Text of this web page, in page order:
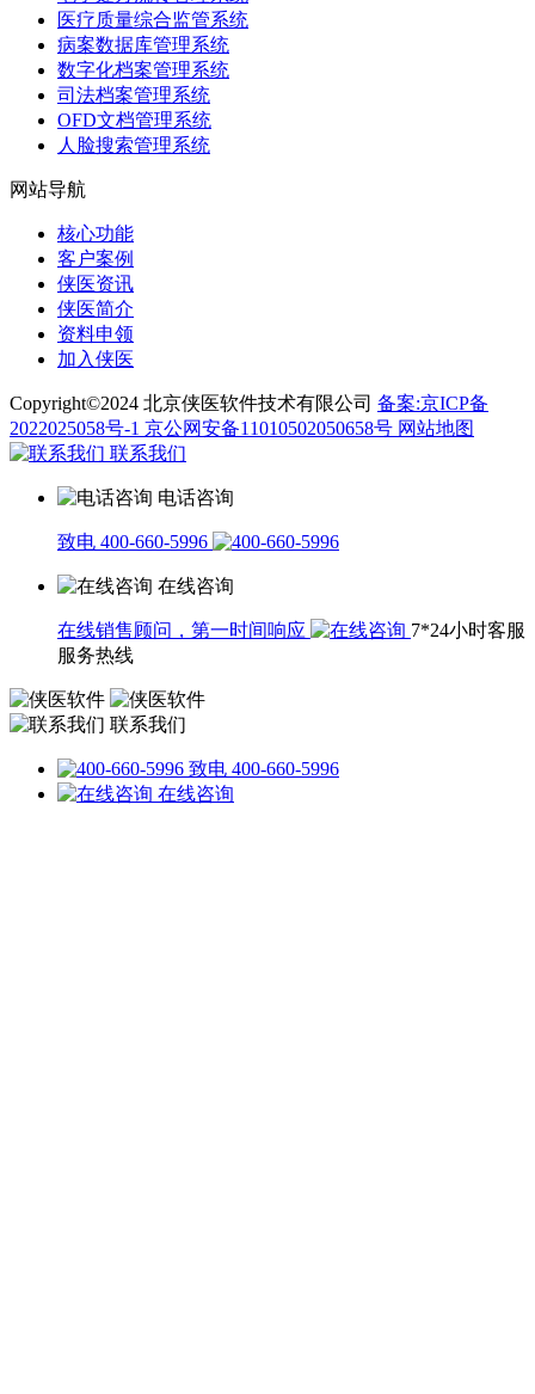
医疗质量综合监管系统
病案数据库管理系统
数字化档案管理系统
司法档案管理系统
OFD文档管理系统
人脸搜索管理系统
网站导航
核心功能
客户案例
侠医资讯
侠医简介
资料申领
加入侠医
Copyright©2024 北京侠医软件技术有限公司 备案:京ICP备
2022025058号-1 京公网安备11010502050658号 网站地图
联系我们
电话咨询
致电 400-660-5996
在线咨询
在线销售顾问，第一时间响应
7*24小时客服
服务热线
联系我们
致电 400-660-5996
在线咨询